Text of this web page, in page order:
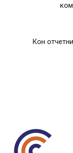
Кон